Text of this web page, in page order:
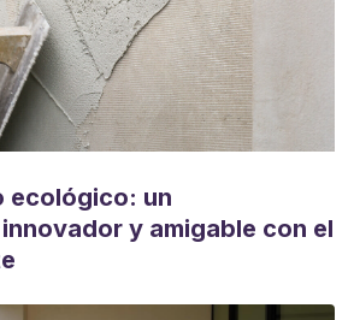
ecológico: un
y amigable con el